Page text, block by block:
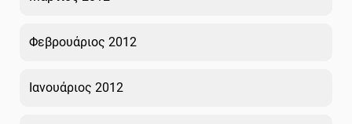
Φεβρουάριος 2012
Ιανουάριος 2012